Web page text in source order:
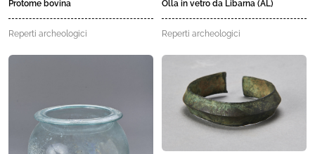
Protome bovina
Reperti archeologici
Olla in vetro da Libarna (AL)
Reperti archeologici